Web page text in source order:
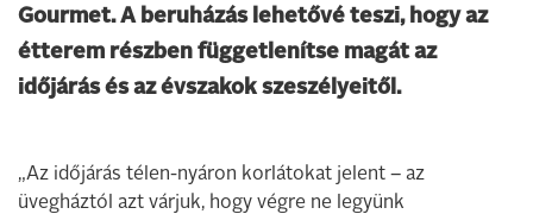
Gourmet. A beruházás lehetővé teszi, hogy az
étterem részben függetlenítse magát az
időjárás és az évszakok szeszélyeitől.
„Az időjárás télen-nyáron korlátokat jelent – az
üvegháztól azt várjuk, hogy végre ne legyünk